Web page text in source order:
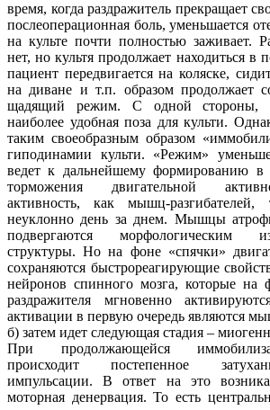
время, когда раздражитель прекращает
послеоперационная боль, уменьшается
на культе почти полностью заживает.
нет, но культя продолжает находиться в
пациент передвигается на коляске,
на диване и т.п. образом продолжает
щадящий режим. С одной стороны,
наиболее удобная поза для культи.
таким своеобразным образом
гиподинамии культи. «Режим»
ведет к дальнейшему формированию в
торможения двигательной
активность, как мышц-
неуклонно день за днем. Мышцы
подвергаются морфологическим
структуры. Но на фоне «спячки»
сохраняются быстрореагирующие
нейронов спинного мозга, которые на
раздражителя мгновенно
активации в первую очередь являются
б) затем идет следующая стадия –
При продолжающейся
происходит постепенное
импульсации. В ответ на это
моторная денервация. То есть